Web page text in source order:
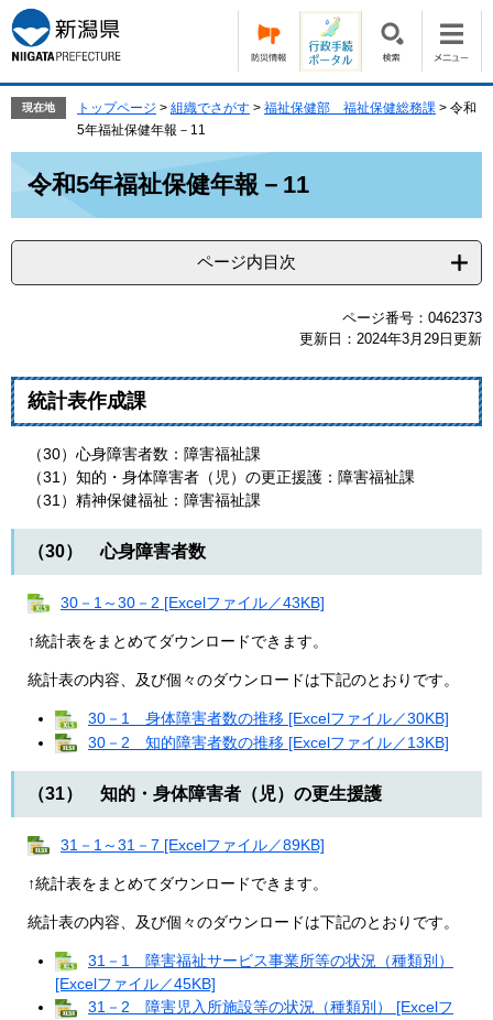
ー
ジ
の
で
ニ
ュ
ー
ば
本
文
現在地 トップページ > 組織でさがす > 福祉保健部 福祉保健総務課 > 令和
5年福祉保健年報－11
令和5年福祉保健年報－11
ページ内目次
ページ番号：0462373
更新日：2024年3月29日更新
統計表作成課
（30）心身障害者数：障害福祉課
（31）知的・身体障害者（児）の更正援護：障害福祉課
（31）精神保健福祉：障害福祉課
（30） 心身障害者数
30－1～30－2 [Excelファイル／43KB]
↑統計表をまとめてダウンロードできます。
統計表の内容、及び個々のダウンロードは下記のとおりです。
30－1 身体障害者数の推移 [Excelファイル／30KB]
30－2 知的障害者数の推移 [Excelファイル／13KB]
（31） 知的・身体障害者（児）の更生援護
31－1～31－7 [Excelファイル／89KB]
↑統計表をまとめてダウンロードできます。
統計表の内容、及び個々のダウンロードは下記のとおりです。
31－1 障害福祉サービス事業所等の状況（種類別）
[Excelファイル／45KB]
31－2 障害児入所施設等の状況（種類別） [Excelフ